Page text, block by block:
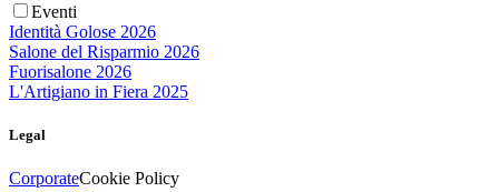
Eventi
Identità Golose 2026
Salone del Risparmio 2026
Fuorisalone 2026
L'Artigiano in Fiera 2025
Legal
CorporateCookie Policy